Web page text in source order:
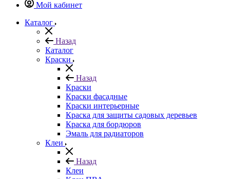
Мой кабинет
Каталог
Назад
Каталог
Краски
Назад
Краски
Краски фасадные
Краски интерьерные
Краска для защиты садовых деревьев
⁠Краска для бордюров
Эмаль для радиаторов
Клеи
Назад
Клеи